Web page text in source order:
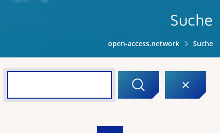
Suche
open-access.network Suche